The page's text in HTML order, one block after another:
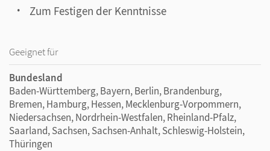
Zum Festigen der Kenntnisse
Geeignet für
Bundesland
Baden-Württemberg, Bayern, Berlin, Brandenburg,
Bremen, Hamburg, Hessen, Mecklenburg-Vorpommern,
Niedersachsen, Nordrhein-Westfalen, Rheinland-Pfalz,
Saarland, Sachsen, Sachsen-Anhalt, Schleswig-Holstein,
Thüringen